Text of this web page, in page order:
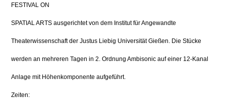
FESTIVAL ON
SPATIAL ARTS ausgerichtet von dem Institut für Angewandte
Theaterwissenschaft der Justus Liebig Universität Gießen. Die Stücke
werden an mehreren Tagen in 2. Ordnung Ambisonic auf einer 12-Kanal
Anlage mit Höhenkomponente aufgeführt.
Zeiten: